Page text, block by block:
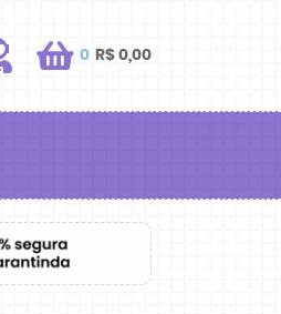
0 R$ 0,00